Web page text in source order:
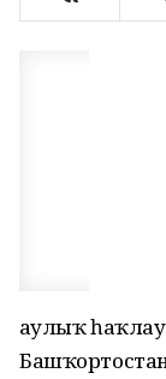
Һаулыҡ